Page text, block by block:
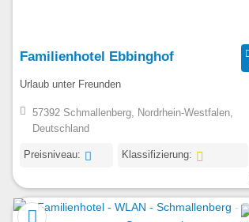
Familienhotel Ebbinghof
Urlaub unter Freunden
57392 Schmallenberg, Nordrhein-Westfalen,
Deutschland
Preisniveau: Klassifizierung: